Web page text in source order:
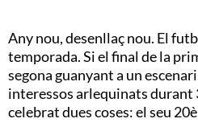
Any nou, desenllaç nou. El
temporada. Si el final de la
segona guanyant a un
interessos arlequinats durant
celebrat dues coses: el seu